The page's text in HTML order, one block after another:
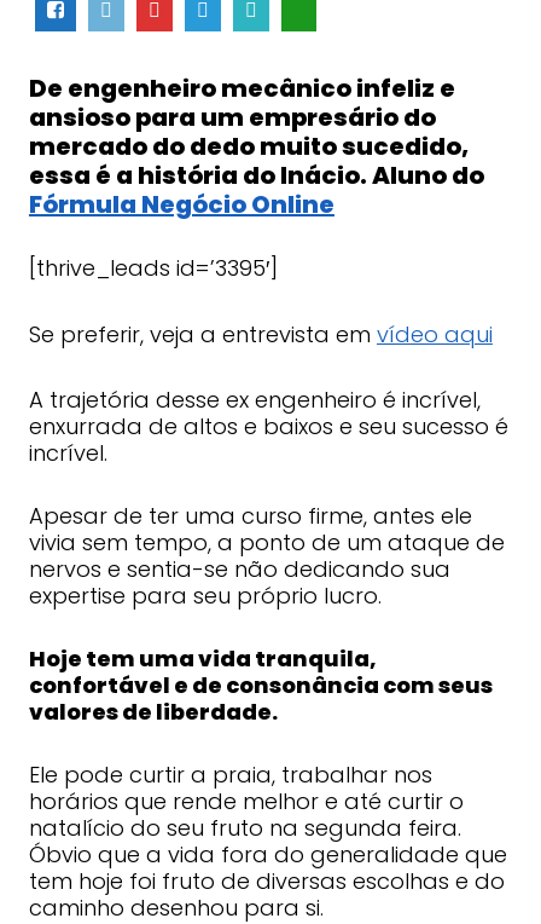
De engenheiro mecânico infeliz e
ansioso para um empresário do
mercado do dedo muito sucedido,
essa é a história do Inácio. Aluno do
Fórmula Negócio Online
[thrive_leads id=’3395′]
Se preferir, veja a entrevista em vídeo aqui
A trajetória desse ex engenheiro é incrível,
enxurrada de altos e baixos e seu sucesso é
incrível.
Apesar de ter uma curso firme, antes ele
vivia sem tempo, a ponto de um ataque de
nervos e sentia-se não dedicando sua
expertise para seu próprio lucro.
Hoje tem uma vida tranquila,
confortável e de consonância com seus
valores de liberdade.
Ele pode curtir a praia, trabalhar nos
horários que rende melhor e até curtir o
natalício do seu fruto na segunda feira.
Óbvio que a vida fora do generalidade que
tem hoje foi fruto de diversas escolhas e do
caminho desenhou para si.